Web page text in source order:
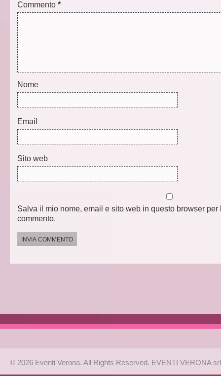
Commento *
Nome
Email
Sito web
Salva il mio nome, email e sito web in questo browser
commento.
© 2026 Eventi Verona. All Rights Reserved. EVENTI VERONA